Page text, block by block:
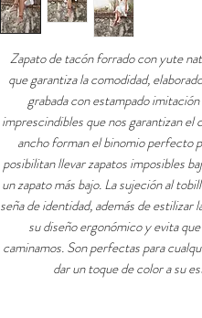
Zapato de tacón forrado con yute
que garantiza la comodidad,
grabada con estampado
imprescindibles que nos garantizan
ancho forman el binomio perfecto
posibilitan llevar zapatos imposibles
un zapato más bajo. La sujeción al
seña de identidad, además de
su diseño ergonómico y evita
caminamos. Son perfectas para
dar un toque de color a su